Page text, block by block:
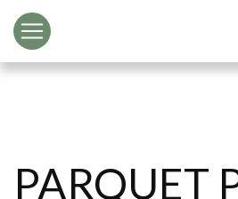
PARQUET POINT
Panneau de gestion des cookies